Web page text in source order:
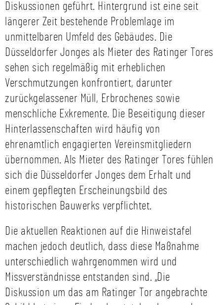
Diskussionen geführt. Hintergrund ist eine seit
längerer Zeit bestehende Problemlage im
unmittelbaren Umfeld des Gebäudes. Die
Düsseldorfer Jonges als Mieter des Ratinger Tores
sehen sich regelmäßig mit erheblichen
Verschmutzungen konfrontiert, darunter
zurückgelassener Müll, Erbrochenes sowie
menschliche Exkremente. Die Beseitigung dieser
Hinterlassenschaften wird häufig von
ehrenamtlich engagierten Vereinsmitgliedern
übernommen. Als Mieter des Ratinger Tores fühlen
sich die Düsseldorfer Jonges dem Erhalt und
einem gepflegten Erscheinungsbild des
historischen Bauwerks verpflichtet.
Die aktuellen Reaktionen auf die Hinweistafel
machen jedoch deutlich, dass diese Maßnahme
unterschiedlich wahrgenommen wird und
Missverständnisse entstanden sind. „Die
Diskussion um das am Ratinger Tor angebrachte